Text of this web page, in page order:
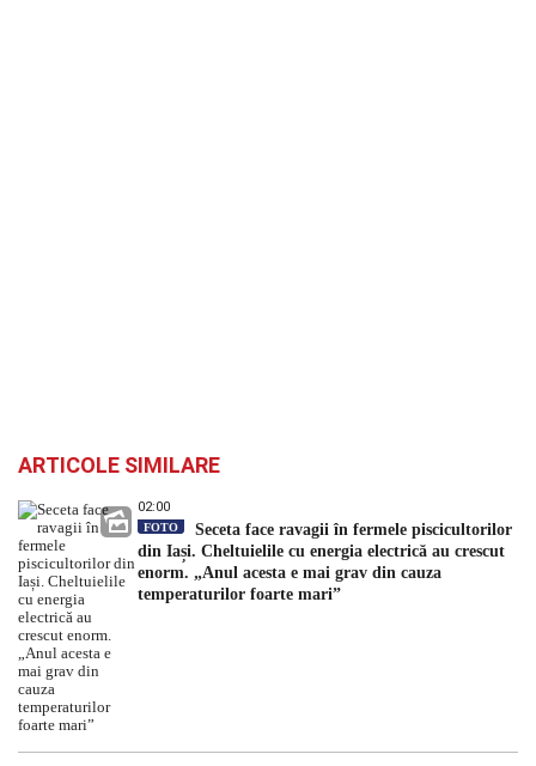
ARTICOLE SIMILARE
02:00
FOTO
Seceta face ravagii în fermele piscicultorilor
din Iași. Cheltuielile cu energia electrică au crescut
enorm. „Anul acesta e mai grav din cauza
temperaturilor foarte mari”